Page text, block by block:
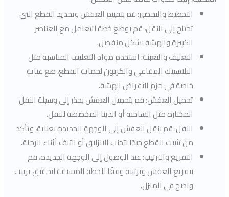
التخطيط والتحضير: قم بتقييم العفش وتحديد القطع التي
تحتاج إلى النقل، قم بوضع خطة للتعامل مع العناصر
الكبيرة والهشة بشكل منفصل.
التغليف والتعبئة: استخدم مواد التغليف المناسبة مثل
البلاستيك الفقاعي والكرتون لحماية القطع، ضع عناية
خاصة في حزم الأغراض الهشة.
تحميل العفش: قم بتحميل العفش بحذر إلى وسيلة النقل
المختارة مثل الشاحنة أو الدينا المخصصة للنقل.
النقل: قم بنقل العفش إلى الوجهة الجديدة بعناية، وتأكد
من تثبيت القطع جيدًا لتجنب الانزلاق أو التلف أثناء الرحلة.
التفريغ والترتيب: عند الوصول إلى الوجهة الجديدة، قم
بتفريغ العفش وترتيبه وفقًا للخطة المسبقة لتحقيق ترتيب
واضح في المنزل.